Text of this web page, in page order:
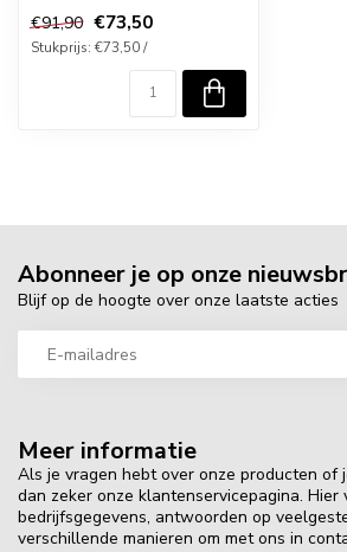
€91,90 €73,50
Stukprijs: €73,50 /
Meer informatie
Als je vragen hebt over onze producten of
dan zeker onze klantenservicepagina. Hier
bedrijfsgegevens, antwoorden op
verschillende manieren om met ons in
Abonneer je op onze
Blijf op de hoogte over onze laatste acties